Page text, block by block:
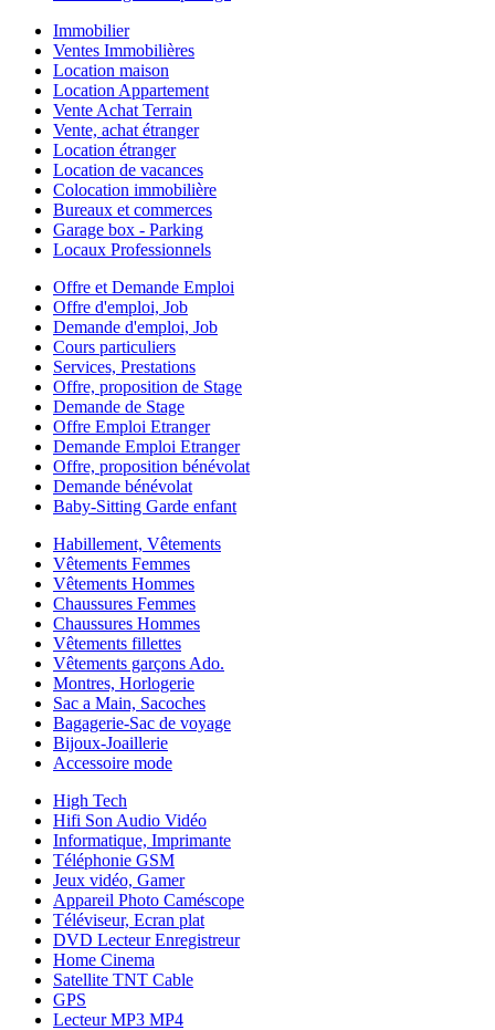
Immobilier
Ventes Immobilières
Location maison
Location Appartement
Vente Achat Terrain
Vente, achat étranger
Location étranger
Location de vacances
Colocation immobilière
Bureaux et commerces
Garage box - Parking
Locaux Professionnels
Offre et Demande Emploi
Offre d'emploi, Job
Demande d'emploi, Job
Cours particuliers
Services, Prestations
Offre, proposition de Stage
Demande de Stage
Offre Emploi Etranger
Demande Emploi Etranger
Offre, proposition bénévolat
Demande bénévolat
Baby-Sitting Garde enfant
Habillement, Vêtements
Vêtements Femmes
Vêtements Hommes
Chaussures Femmes
Chaussures Hommes
Vêtements fillettes
Vêtements garçons Ado.
Montres, Horlogerie
Sac a Main, Sacoches
Bagagerie-Sac de voyage
Bijoux-Joaillerie
Accessoire mode
High Tech
Hifi Son Audio Vidéo
Informatique, Imprimante
Téléphonie GSM
Jeux vidéo, Gamer
Appareil Photo Caméscope
Téléviseur, Ecran plat
DVD Lecteur Enregistreur
Home Cinema
Satellite TNT Cable
GPS
Lecteur MP3 MP4